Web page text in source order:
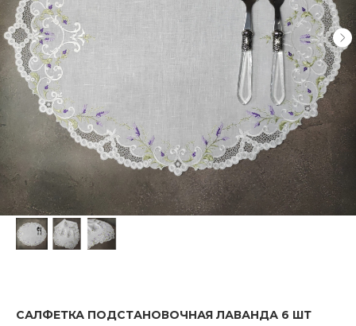
САЛФЕТКА ПОДСТАНОВОЧНАЯ ЛАВАНДА 6 ШТ